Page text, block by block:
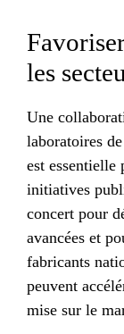
les
Une
laboratoires
est
initiatives
concert pour
avancées et
fabricants
peuvent
mise sur le